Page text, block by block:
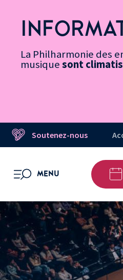
Accessibilité
rapides
contenuMessage d’information
La Philharmonie des
musiquesont
Soutenez-nous
MENU
OUVRIR LE MENU